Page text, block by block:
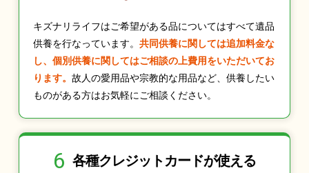
キズナリライフはご希望がある品についてはすべて遺品
供養を行なっています。 共同供養に関しては追加料金な
し、個別供養に関してはご相談の上費用をいただいてお
ります。 故人の愛用品や宗教的な用品など、供養したい
ものがある方はお気軽にご相談ください。
6 各種クレジットカードが使える